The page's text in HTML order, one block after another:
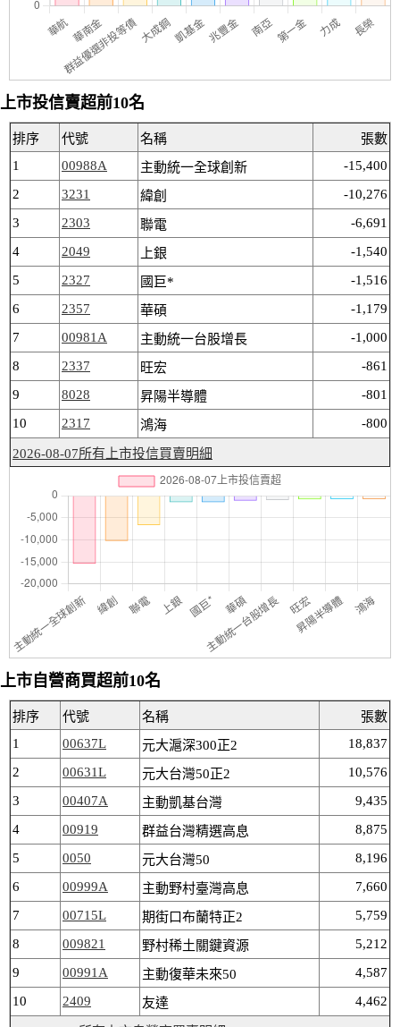
上市投信賣超前10名
排序 代號 名稱
張數
1
00988A 主動統一全球創新
-15,400
2
3231 緯創
-10,276
3
2303 聯電
-6,691
4
2049 上銀
-1,540
5
2327 國巨*
-1,516
6
2357 華碩
-1,179
7
00981A 主動統一台股增長
-1,000
8
2337 旺宏
-861
9
8028 昇陽半導體
-801
10
2317 鴻海 -800
2026-08-07所有上市投信買賣明細
上市自營商買超前10名
排序 代號 名稱
張數
1
00637L 元大滬深300正2
18,837
2
00631L 元大台灣50正2
10,576
3
00407A 主動凱基台灣
9,435
4
00919 群益台灣精選高息
8,875
5
0050 元大台灣50
8,196
6
00999A 主動野村臺灣高息
7,660
7
00715L 期街口布蘭特正2
5,759
8
009821 野村稀土關鍵資源
5,212
9
00991A 主動復華未來50
4,587
10
2409 友達 4,462